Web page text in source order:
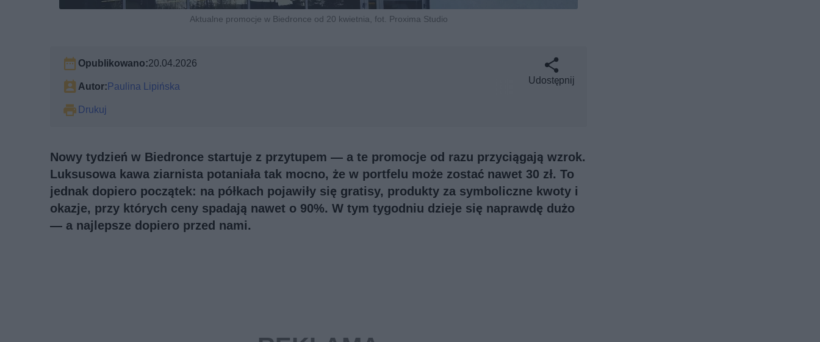
Aktualne promocje w Biedronce od 20 kwietnia, fot. Proxima Studio
Opublikowano:20.04.2026
Autor:Paulina Lipińska
Drukuj
Udostępnij
Nowy tydzień w Biedronce startuje z przytupem — a te promocje od razu przyciągają wzrok.
Luksusowa kawa ziarnista potaniała tak mocno, że w portfelu może zostać nawet 30 zł. To
jednak dopiero początek: na półkach pojawiły się gratisy, produkty za symboliczne kwoty i
okazje, przy których ceny spadają nawet o 90%. W tym tygodniu dzieje się naprawdę dużo
— a najlepsze dopiero przed nami.